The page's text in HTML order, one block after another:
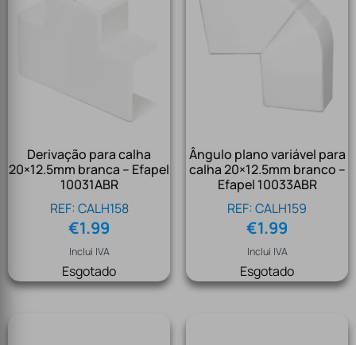
Derivação para calha
20×12.5mm branca – Efapel
10031ABR
REF: CALH158
€1.99
Inclui IVA
Esgotado
Ângulo plano variável para
calha 20×12.5mm branco –
Efapel 10033ABR
REF: CALH159
€1.99
Inclui IVA
Esgotado